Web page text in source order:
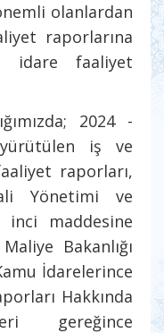
olanlardan
raporlarına
idare faaliyet
2024 -
yürütülen iş ve
raporları,
Yönetimi ve
inci maddesine
Bakanlığı
İdarelerince
Hakkında
gereğince